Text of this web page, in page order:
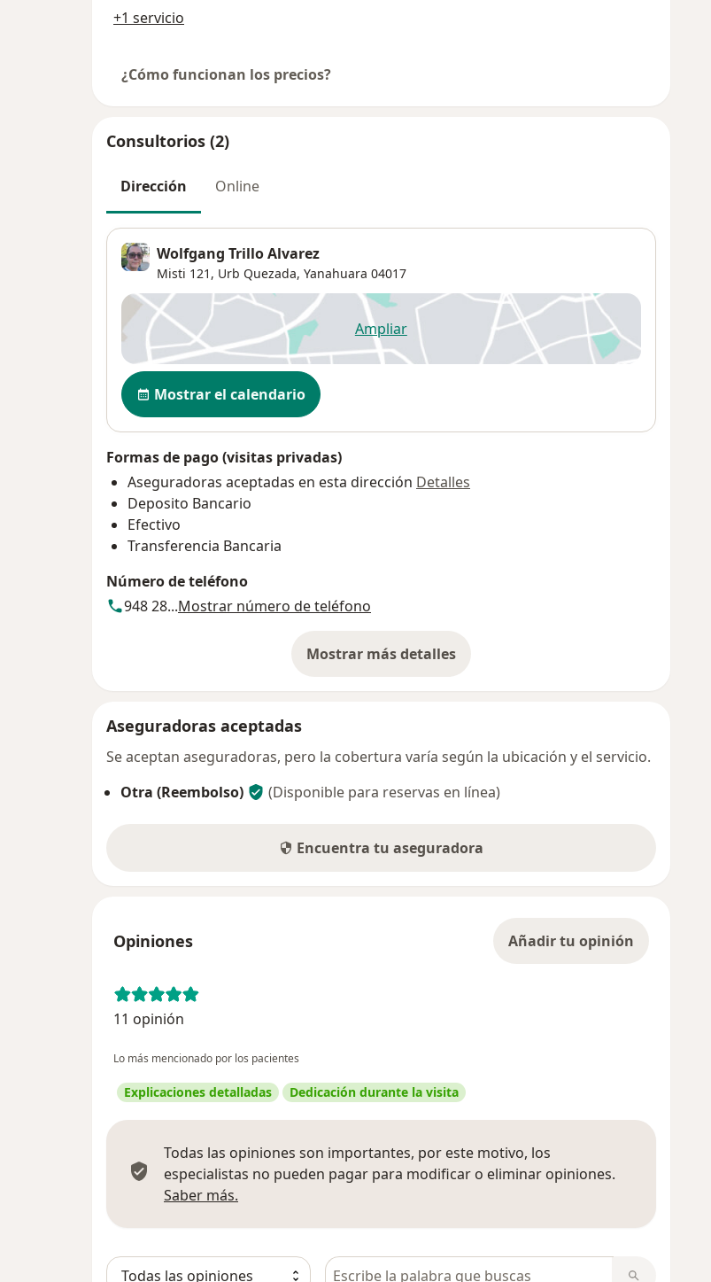
+1 servicio
¿Cómo funcionan los precios?
Consultorios (2)
Dirección Online
Wolfgang Trillo Alvarez
Misti 121, Urb Quezada, Yanahuara 04017
Ampliarse abre en una nueva pestaña
Disponibilidad
Mostrar el calendario
Formas de pago (visitas privadas)
Aseguradoras aceptadas en esta dirección Detalles
Deposito Bancario
Efectivo
Transferencia Bancaria
Número de teléfono
948 28...Mostrar número de teléfono
Mostrar más detalles
sobre la dirección
Aseguradoras aceptadas
Se aceptan aseguradoras, pero la cobertura varía según la ubicación y el servicio.
Otra (Reembolso)
(Disponible para reservas en línea)
Encuentra tu aseguradora
Opiniones Añadir tu opinión
11 opinión
Lo más mencionado por los pacientes
Explicaciones detalladas Dedicación durante la visita
Todas las opiniones son importantes, por este motivo, los
especialistas no pueden pagar para modificar o eliminar opiniones.
Saber más.
Busca en opiniones